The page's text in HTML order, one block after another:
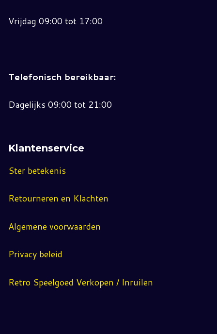
Vrijdag 09:00 tot 17:00
Telefonisch bereikbaar:
Dagelijks 09:00 tot 21:00
Klantenservice
Ster betekenis
Retourneren en Klachten
Algemene voorwaarden
Privacy beleid
Retro Speelgoed Verkopen / Inruilen